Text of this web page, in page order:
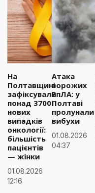
На
Полтавщині
зафіксували
понад 3700
нових
випадків
онкології:
більшість
пацієнтів
— жінки
01.08.2026
12:16
Атака
ворожих
БпЛА: у
Полтаві
пролунали
вибухи
01.08.2026
04:37